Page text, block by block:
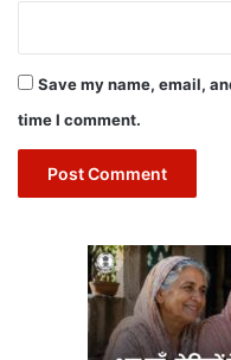
Save my name, email,
time I comment.